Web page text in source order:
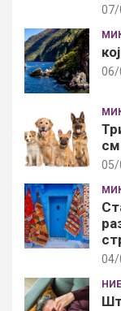
07/
06/
05/
04/
НИЕ